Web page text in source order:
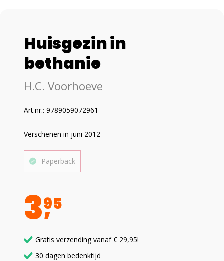
Huisgezin in
bethanie
H.C. Voorhoeve
Art.nr.: 9789059072961
Verschenen in juni 2012
Paperback
395
Gratis verzending vanaf € 29,95!
30 dagen bedenktijd